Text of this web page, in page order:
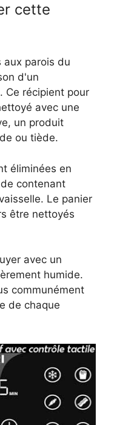
cette
aux parois du
d'un
Ce récipient pour
avec une
un produit
ou tiède.
éliminées en
contenant
Le panier
être nettoyés
avec un
humide.
communément
de chaque